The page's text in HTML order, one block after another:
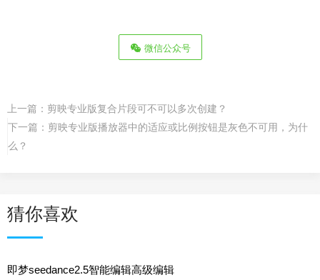
微信公众号
上一篇： 剪映专业版复合片段可不可以多次创建？
下一篇： 剪映专业版播放器中的适应或比例按钮是灰色不可用，为什
么？
猜你喜欢
即梦seedance2.5智能编辑高级编辑